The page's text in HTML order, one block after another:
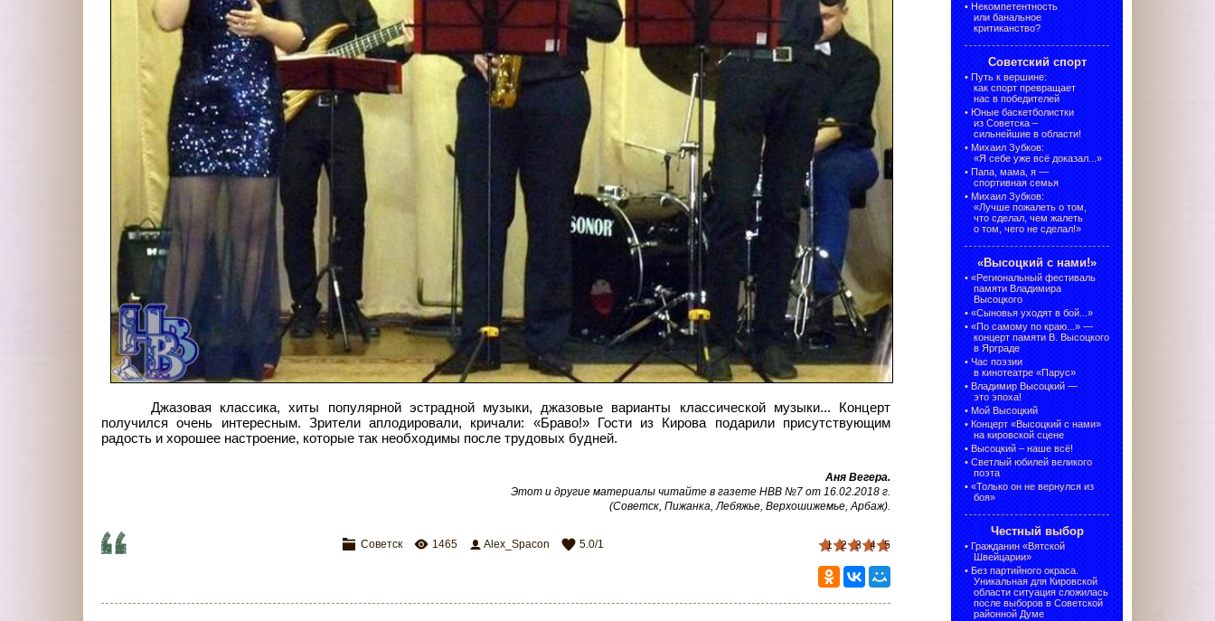
Джазовая классика, хиты популярной эстрадной музыки, джазовые варианты классической музыки... Концерт
получился очень интересным. Зрители аплодировали, кричали: «Браво!» Гости из Кирова подарили присутствующим
радость и хорошее настроение, которые так необходимы после трудовых будней.
Аня Вегера.
Этот и другие материалы читайте в газете НВВ №7 от 16.02.2018 г.
(Советск, Пижанка, Лебяжье, Верхошижемье, Арбаж).
1 2 3 4 5
Советск 1465 Alex_Spacon 5.0/1
• Некомпетентность
или банальное
критиканство?
Советский спорт
• Путь к вершине:
как спорт превращает
нас в победителей
• Юные баскетболистки
из Советска –
сильнейшие в области!
• Михаил Зубков:
«Я себе уже всё доказал...»
• Папа, мама, я —
спортивная семья
• Михаил Зубков:
«Лучше пожалеть о том,
что сделал, чем жалеть
о том, чего не сделал!»
«Высоцкий с нами!»
• «Региональный фестиваль
памяти Владимира
Высоцкого
• «Сыновья уходят в бой...»
• «По самому по краю...» —
концерт памяти В. Высоцкого
в Ярграде
• Час поэзии
в кинотеатре «Парус»
• Владимир Высоцкий —
это эпоха!
• Мой Высоцкий
• Концерт «Высоцкий с нами»
на кировской сцене
• Высоцкий – наше всё!
• Светлый юбилей великого
поэта
• «Только он не вернулся из
боя»
Честный выбор
• Гражданин «Вятской
Швейцарии»
• Без партийного окраса.
Уникальная для Кировской
области ситуация сложилась
после выборов в Советской
районной Думе